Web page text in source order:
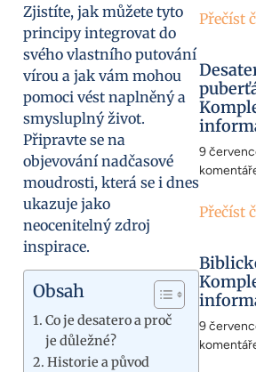
Zjistíte, jak můžete tyto
principy integrovat do
svého vlastního putování
vírou a jak vám mohou
pomoci vést naplněný a
smysluplný život.
Připravte se na
objevování nadčasové
moudrosti, která se i dnes
ukazuje jako
neocenitelný zdroj
inspirace.
Obsah
Co je desatero a proč
je důležné?
Historie a původ
Přečíst
9
Přečíst
9